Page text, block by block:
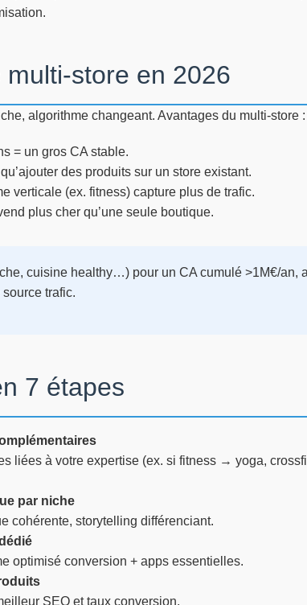
store en 2026
algorithme changeant. Avantages du multi-store :
= un gros CA stable.
des produits sur un store existant.
verticale (ex. fitness) capture plus de trafic.
plus cher qu’une seule boutique.
cuisine healthy…) pour un CA cumulé >1M€/an,
trafic.
7 étapes
liées à votre expertise (ex. si fitness → yoga,
par niche
cohérente, storytelling différenciant.
optimisé conversion + apps essentielles.
SEO et taux conversion.